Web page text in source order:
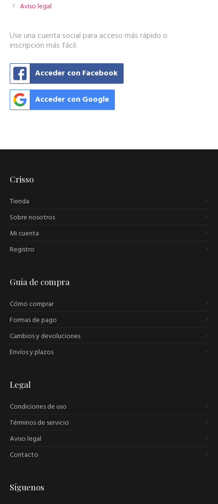
Aviso legal
Use una cuenta social para acceso más rápido o
inscripción más fácil.
Acceder con Facebook
Acceder con Google
Crisso
Tienda
Sobre nosotros
Mi cuenta
Registro
Guía de compra
Cómo comprar
Formas de pago
Cambios y devoluciones
Envíos y plazos
Legal
Condiciones de uso
Términos de servicio
Aviso legal
Contacto
Síguenos